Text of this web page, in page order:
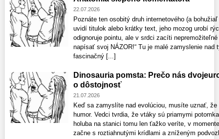
22.07.2026
Poznáte ten osobitý druh internetového (a
uvidí titulok alebo krátky text, jeho mozog urobí
odignoruje pointu, ale v srdci zacíti
napísať svoj NÁZOR!“ Tu je malé zamyslenie
fascinačný [...]
Dinosauria pomsta: Prečo nás
o dôstojnosť
21.07.2026
Keď sa zamyslíte nad evolúciou, musíte uznať,
humor. Vedci tvrdia, že vtáky sú priamymi
holuba na stanici tomu len ťažko veríte, v
začne s roztiahnutými krídlami a zníženým